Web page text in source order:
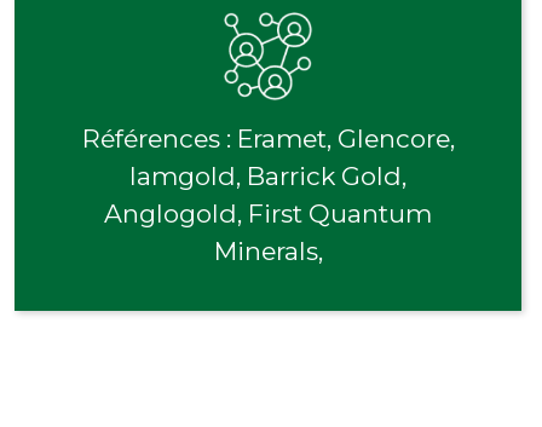
Références : Eramet, Glencore,
Iamgold, Barrick Gold,
Anglogold, First Quantum
Minerals,